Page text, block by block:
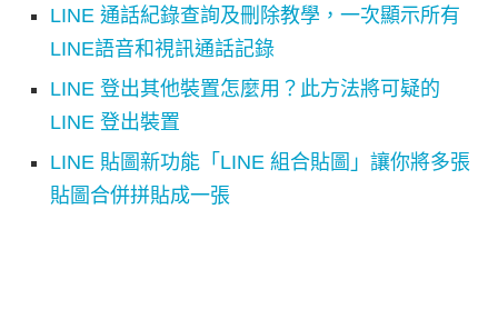
LINE 通話紀錄查詢及刪除教學，一次顯示所有
LINE語音和視訊通話記錄
LINE 登出其他裝置怎麼用？此方法將可疑的
LINE 登出裝置
LINE 貼圖新功能「LINE 組合貼圖」讓你將多張
貼圖合併拼貼成一張